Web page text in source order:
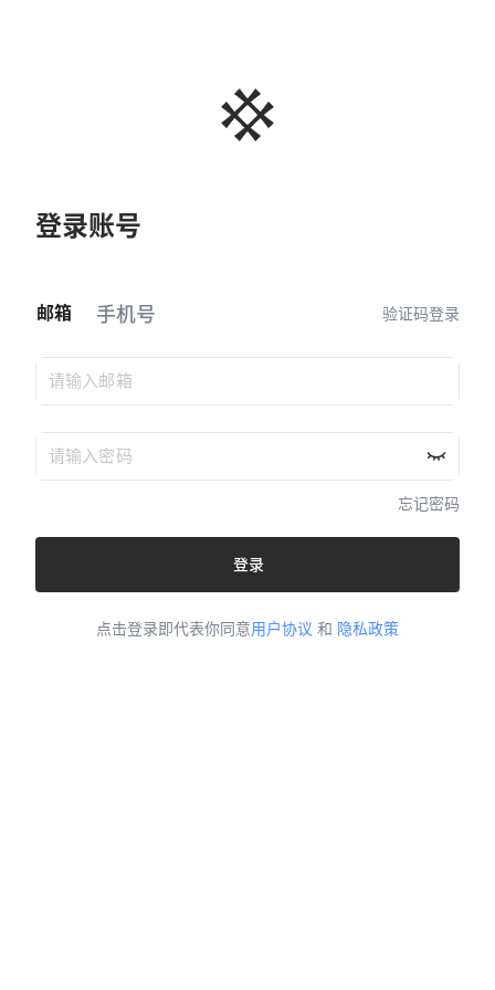
登录账号
邮箱 手机号 验证码登录
忘记密码
登录
点击登录即代表你同意用户协议 和 隐私政策